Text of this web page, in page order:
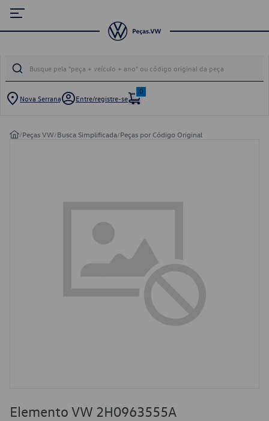
Nova Serrana Entre/registre-se
0
/Peças VW/Busca Simplificada/Peças por Código Original
Elemento VW 2H0963555A